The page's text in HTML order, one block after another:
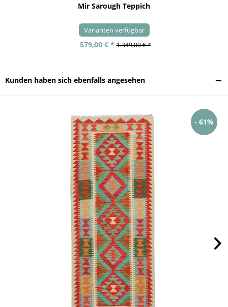
Mir Sarough Teppich
Varianten verfügbar
579,00 € * 1.349,00 € *
Kunden haben sich ebenfalls angesehen
- 61%